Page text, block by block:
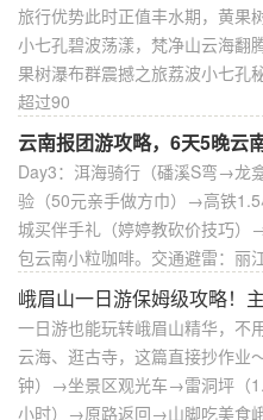
旅行优势此时正值丰水期，黄果
小七孔碧波荡漾，梵净山云海翻
果树瀑布群震撼之旅荔波小七孔
超过90
云南报团游攻略，6天5晚云
Day3：洱海骑行（磻溪S弯→
验（50元亲手做方巾）→高铁
城买伴手礼（婷婷教砍价技巧
包云南小粒咖啡。交通避雷：丽
峨眉山一日游保姆级攻略！
一日游也能玩转峨眉山精华，不
云海、逛古寺，这篇直接抄作
钟）→坐景区观光车→雷洞坪（
小时）→原路返回→山脚吃美食